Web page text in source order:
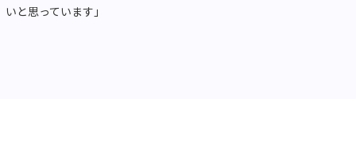
いと思っています」